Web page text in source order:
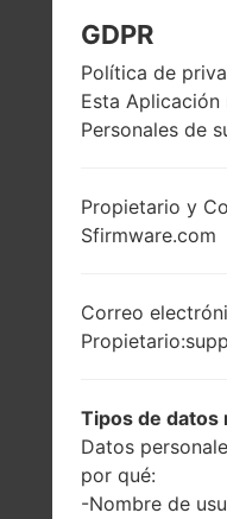
GDPR
Política de
Esta
Personales de
Propietario y
Sfirmware.com
Correo
Tipos de datos
Datos
por qué:
-Nombre de